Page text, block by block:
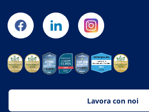
Lavora con noi